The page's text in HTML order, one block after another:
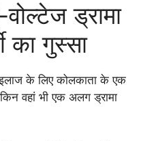
ड्रामा
का गुस्सा
के लिए कोलकाता के एक
वहां भी एक अलग ड्रामा